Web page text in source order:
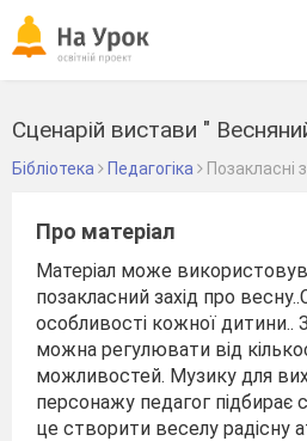
Сценарій вистави "
Бібліотека Педагогіка Позакласні
Про матеріал
Матеріал може
позакласний захід про
особливості кожної дитини..
можна регулювати від
можливостей. Музику для
персонажу педагог
це створити веселу радісну